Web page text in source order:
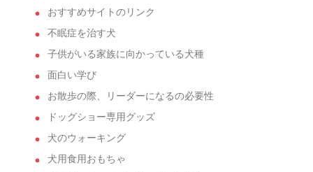
おすすめサイトのリンク
不眠症を治す犬
子供がいる家族に向かっている犬種
面白い学び
お散歩の際、リーダーになるの必要性
ドッグショー専用グッズ
犬のウォーキング
犬用食用おもちゃ